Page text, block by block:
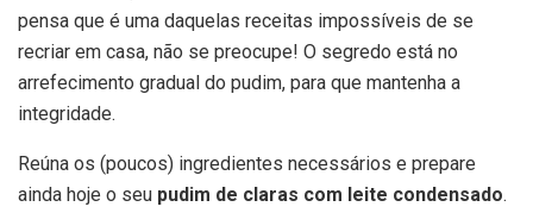
pensa que é uma daquelas receitas impossíveis de se
recriar em casa, não se preocupe! O segredo está no
arrefecimento gradual do pudim, para que mantenha a
integridade.
Reúna os (poucos) ingredientes necessários e prepare
ainda hoje o seu pudim de claras com leite condensado.